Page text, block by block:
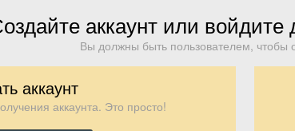
аккаунт или
Вы должны быть пользователем, чтобы
аккаунт
аккаунта. Это просто!